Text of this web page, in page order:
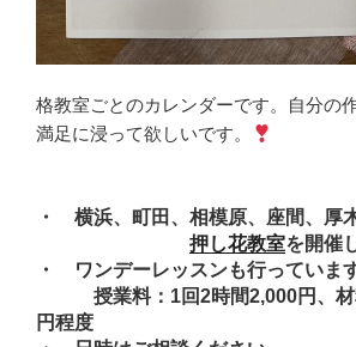
格教室ごとのカレンダーです。自分の
満足に浸って欲しいです。
・ 横浜、町田、相模原、座間、厚
押し花教室を開催
・ ワンデーレッスンも行っています
授業料：1回2時間2,000円、材
円程度